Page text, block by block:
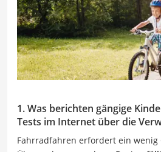
1. Was berichten gängige
Tests im Internet über die
Fahrradfahren erfordert ein wenig